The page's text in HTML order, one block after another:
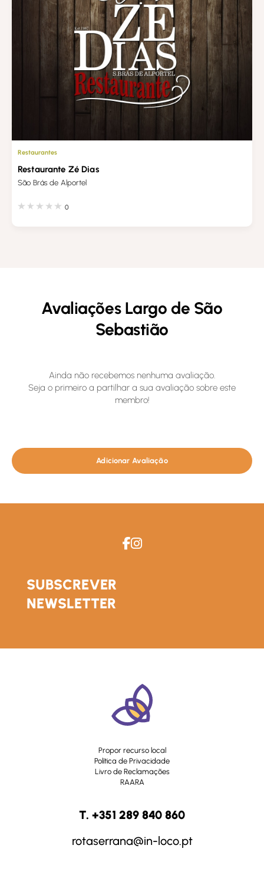
Restaurantes
Restaurante Zé Dias
São Brás de Alportel
0
Avaliações Largo de São
Sebastião
Ainda não recebemos nenhuma avaliação.
Seja o primeiro a partilhar a sua avaliação sobre este
membro!
Adicionar Avaliação
SUBSCREVER
NEWSLETTER
Propor recurso local
Política de Privacidade
Livro de Reclamações
RAARA
T. +351 289 840 860
rotaserrana@in-loco.pt